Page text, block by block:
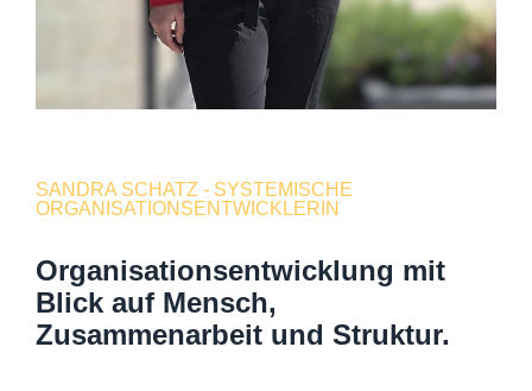
SANDRA SCHATZ - SYSTEMISCHE
ORGANISATIONSENTWICKLERIN
Organisationsentwicklung mit
Blick auf Mensch,
Zusammenarbeit und Struktur.